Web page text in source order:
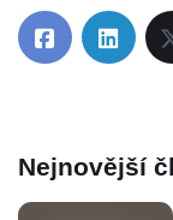
Nejnovější